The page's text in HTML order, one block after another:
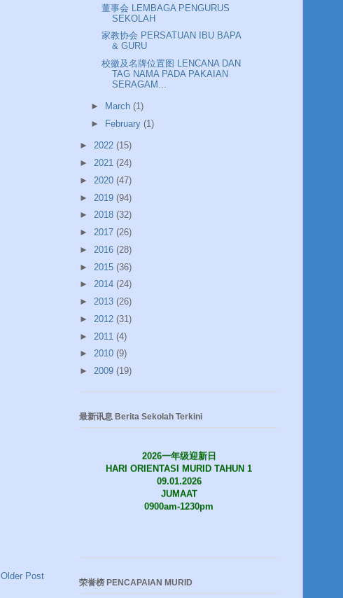
Older Post
董事会 LEMBAGA PENGURUS
SEKOLAH
家教协会 PERSATUAN IBU BAPA
& GURU
校徽及名牌位置图 LENCANA DAN
TAG NAMA PADA PAKAIAN
SERAGAM...
► March (1)
►
February (1)
► 2022 (15)
► 2021 (24)
► 2020 (47)
► 2019 (94)
► 2018 (32)
► 2017 (26)
► 2016 (28)
► 2015 (36)
► 2014 (24)
► 2013 (26)
► 2012 (31)
► 2011 (4)
► 2010 (9)
► 2009 (19)
最新讯息 Berita Sekolah Terkini
HARI ORIENTASI MURID TAHUN 1
09.01.2026
JUMAAT
0900am-1230pm
荣誉榜 PENCAPAIAN MURID